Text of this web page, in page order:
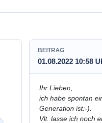
BEITRAG
01.08.2022 10:58
Ihr Lieben,
ich habe spontan
Generation ist:-).
Vlt. lasse ich noch